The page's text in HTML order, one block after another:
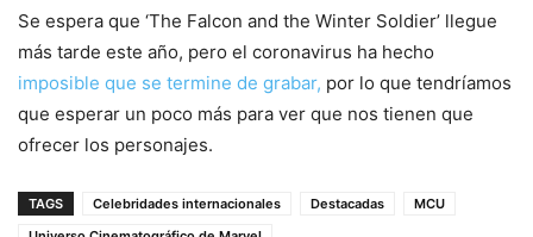
Se espera que ‘The Falcon and the Winter Soldier’ llegue
más tarde este año, pero el coronavirus ha hecho
imposible que se termine de grabar, por lo que tendríamos
que esperar un poco más para ver que nos tienen que
ofrecer los personajes.
TAGS Celebridades internacionales Destacadas
MCU